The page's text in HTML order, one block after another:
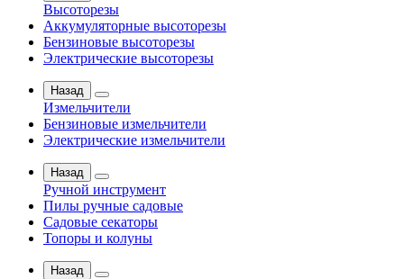
Высоторезы
Аккумуляторные высоторезы
Бензиновые высоторезы
Электрические высоторезы
Назад
Измельчители
Бензиновые измельчители
Электрические измельчители
Назад
Ручной инструмент
Пилы ручные садовые
Садовые секаторы
Топоры и колуны
Назад